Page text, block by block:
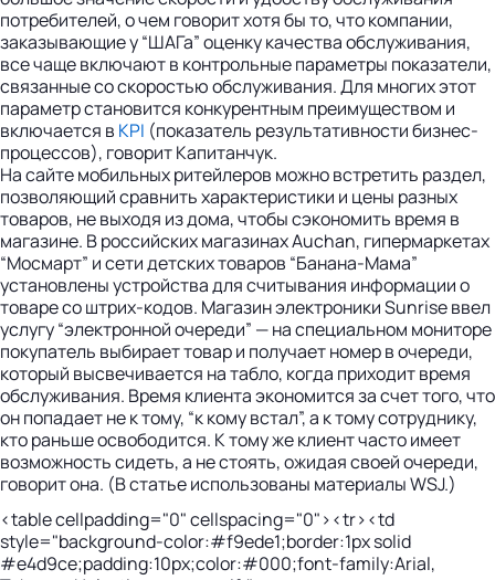
потребителей, о чем говорит хотя бы то, что компании,
заказывающие у “ШАГа” оценку качества обслуживания,
все чаще включают в контрольные параметры показатели,
связанные со скоростью обслуживания. Для многих этот
параметр становится конкурентным преимуществом и
включается в KPI (показатель результативности бизнес-
процессов), говорит Капитанчук.
На сайте мобильных ритейлеров можно встретить раздел,
позволяющий сравнить характеристики и цены разных
товаров, не выходя из дома, чтобы сэкономить время в
магазине. В российских магазинах Auchan, гипермаркетах
“Мосмарт” и сети детских товаров “Банана-Мама”
установлены устройства для считывания информации о
товаре со штрих-кодов. Магазин электроники Sunrise ввел
услугу “электронной очереди” — на специальном мониторе
покупатель выбирает товар и получает номер в очереди,
который высвечивается на табло, когда приходит время
обслуживания. Время клиента экономится за счет того, что
он попадает не к тому, “к кому встал”, а к тому сотруднику,
кто раньше освободится. К тому же клиент часто имеет
возможность сидеть, а не стоять, ожидая своей очереди,
говорит она. (В статье использованы материалы WSJ.)
<table cellpadding="0" cellspacing="0"><tr><td
style="background-color:#f9ede1;border:1px solid
#e4d9ce;padding:10px;color:#000;font-family:Arial,